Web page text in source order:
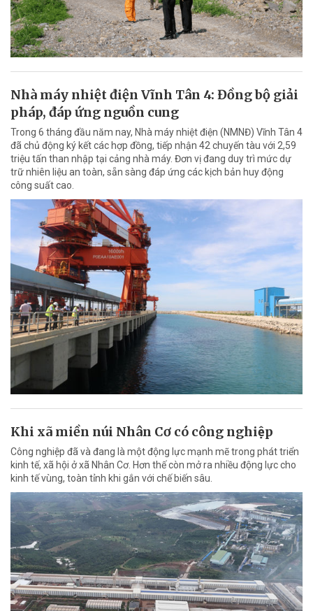
Nhà máy nhiệt điện Vĩnh Tân 4: Đồng bộ giải
pháp, đáp ứng nguồn cung
Trong 6 tháng đầu năm nay, Nhà máy nhiệt điện (NMNĐ) Vĩnh Tân 4
đã chủ động ký kết các hợp đồng, tiếp nhận 42 chuyến tàu với 2,59
triệu tấn than nhập tại cảng nhà máy. Đơn vị đang duy trì mức dự
trữ nhiên liệu an toàn, sẵn sàng đáp ứng các kịch bản huy động
công suất cao.
Khi xã miền núi Nhân Cơ có công nghiệp
Công nghiệp đã và đang là một động lực mạnh mẽ trong phát triển
kinh tế, xã hội ở xã Nhân Cơ. Hơn thế còn mở ra nhiều động lực cho
kinh tế vùng, toàn tỉnh khi gắn với chế biến sâu.